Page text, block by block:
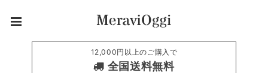
12,000円以上のご購入で
全国送料無料